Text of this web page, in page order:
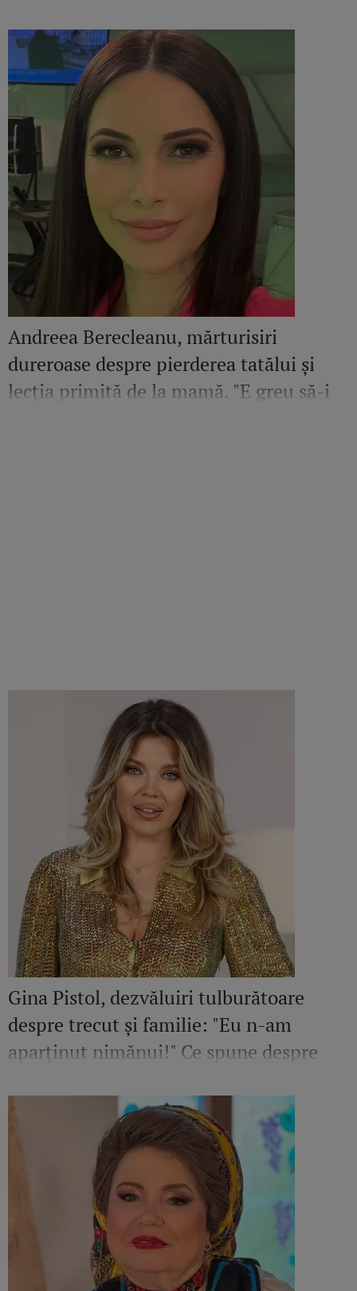
Andreea Berecleanu, mărturisiri
dureroase despre pierderea tatălui și
lecția primită de la mamă. "E greu să-i
Gina Pistol, dezvăluiri tulburătoare
despre trecut și familie: "Eu n-am
aparținut nimănui!" Ce spune despre